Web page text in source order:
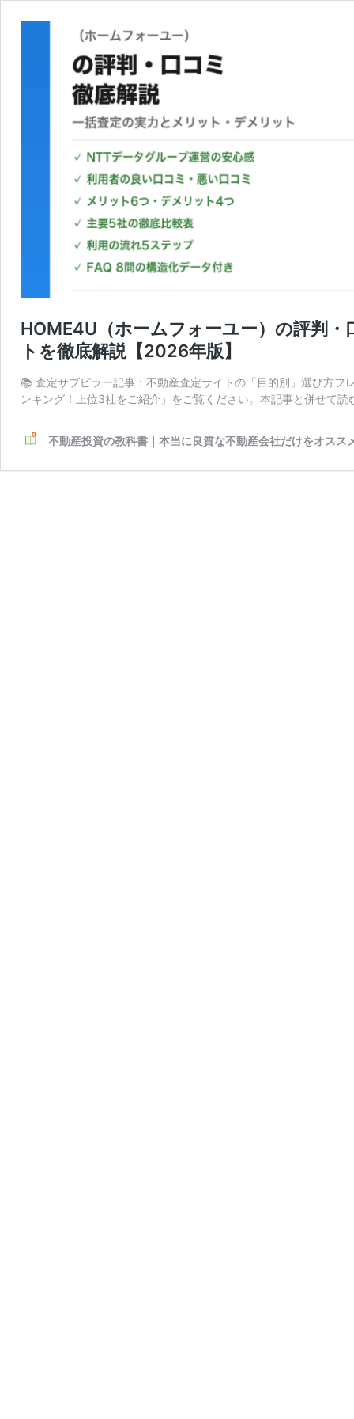
HOME4U（ホームフォーユー）の評判
トを徹底解説【2026年版】
📚 査定サブピラー記事：不動産査定サイトの「目的別」選び方
ンキング！上位3社をご紹介」をご覧ください。本記事と併せて
不動産投資の教科書｜本当に良質な不動産会社だけをオスス